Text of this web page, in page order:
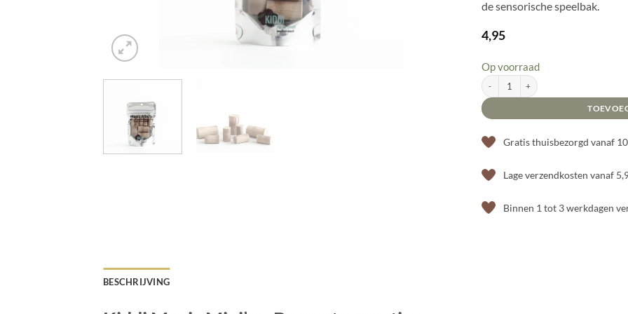
de sensorische speelbak.
4,95
Op voorraad
Kiddi Magic Mini's - Boomstammetjes aantal
Gratis thuisbezorgd vanaf
Lage verzendkosten vanaf
Binnen 1 tot 3 werkdagen
BESCHRIJVING